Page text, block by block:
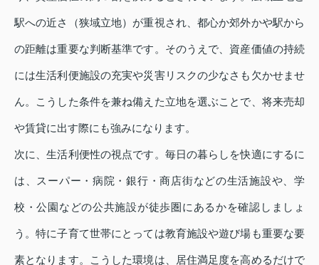
駅への近さ（狭域立地）が重視され、都心か郊外かや駅から
の距離は重要な判断基準です。そのうえで、資産価値の持続
には生活利便施設の充実や災害リスクの少なさも欠かせませ
ん。こうした条件を兼ね備えた立地を選ぶことで、将来売却
や賃貸に出す際にも強みになります。
次に、生活利便性の視点です。毎日の暮らしを快適にするに
は、スーパー・病院・銀行・商店街などの生活施設や、学
校・公園などの公共施設が徒歩圏にあるかを確認しましょ
う。特に子育て世帯にとっては教育施設や遊び場も重要な要
素となります。こうした環境は、居住満足度を高めるだけで